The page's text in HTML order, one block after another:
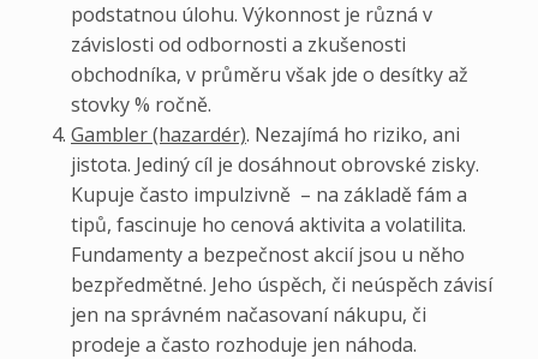
podstatnou úlohu. Výkonnost je různá v
závislosti od odbornosti a zkušenosti
obchodníka, v průměru však jde o desítky až
stovky % ročně.
Gambler (hazardér). Nezajímá ho riziko, ani
jistota. Jediný cíl je dosáhnout obrovské zisky.
Kupuje často impulzivně – na základě fám a
tipů, fascinuje ho cenová aktivita a volatilita.
Fundamenty a bezpečnost akcií jsou u něho
bezpředmětné. Jeho úspěch, či neúspěch závisí
jen na správném načasovaní nákupu, či
prodeje a často rozhoduje jen náhoda.